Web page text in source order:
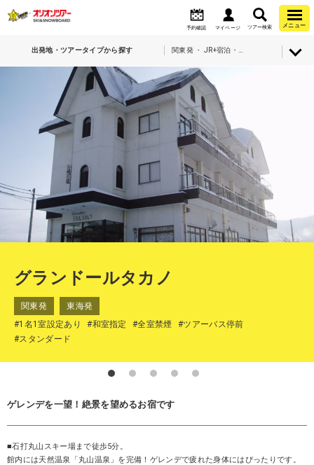
予約確認 マイページ ツアー検索 メニュー
出発地・ツアータイプから探す
グランドールタカノ
関東発
東海発
#1名1室設定あり
#和室指定 #全室禁煙
#ツアーバス停前
#スタンダード
ゲレンデを一望！絶景を望めるお宿です
■石打丸山スキー場まで徒歩5分。
館内には天然温泉「丸山温泉」を完備！ゲレンデで疲れた身体にはぴったりです。